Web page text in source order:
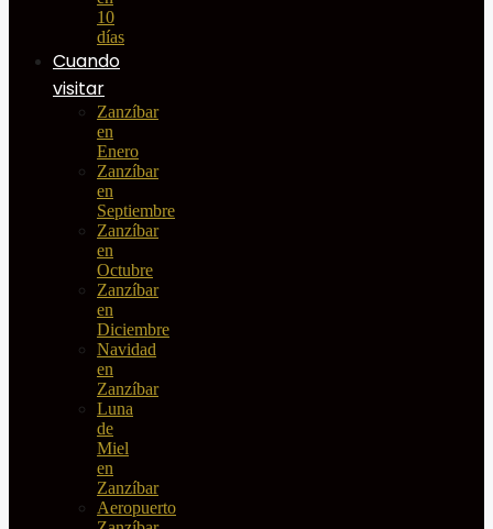
10
días
Cuando
visitar
Zanzíbar
en
Enero
Zanzíbar
en
Septiembre
Zanzíbar
en
Octubre
Zanzíbar
en
Diciembre
Navidad
en
Zanzíbar
Luna
de
Miel
en
Zanzíbar
Aeropuerto